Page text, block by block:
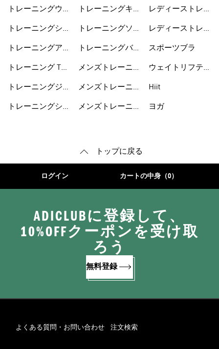
トレーニングウェ
トレーニングシュ
トレーニングアク
トレーニング Tシ
トレーニングジャ
トレーニングショ
トレーニングキャ
トレーニングソッ
トレーニングバッ
メンズトレーニン
メンズトレーニン
メンズトレーニン
レディーストレー
レディーストレー
スポーツブラ
ウェイトリフティ
Hiit
ヨガ
トップに戻る
ログイン カートの中身（0）
ADICLUBに登録して、
10%OFFクーポンを受け取
ろう
無料登録
よくある質問・お問い合わせ 注文検索